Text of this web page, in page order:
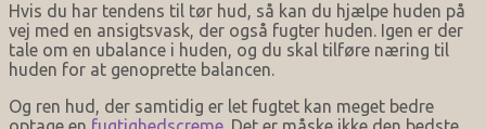
Hvis du har tendens til tør hud, så kan du hjælpe huden på
vej med en ansigtsvask, der også fugter huden. Igen er der
tale om en ubalance i huden, og du skal tilføre næring til
huden for at genoprette balancen.
Og ren hud, der samtidig er let fugtet kan meget bedre